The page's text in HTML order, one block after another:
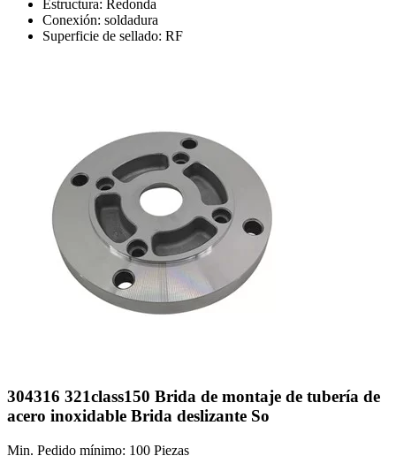
Estructura: Redonda
Conexión: soldadura
Superficie de sellado: RF
304316 321class150 Brida de montaje de tubería de
acero inoxidable Brida deslizante So
Min. Pedido mínimo: 100 Piezas